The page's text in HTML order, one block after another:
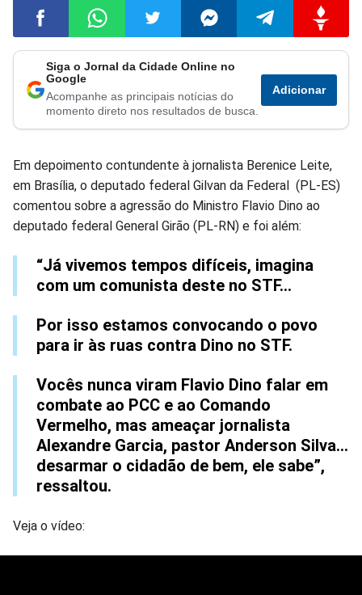
Compartilhar
no
Compartilhar
no
Compartilhar
no
Compartilhar
no
Compartilhar
no
no
Siga o Jornal da Cidade Online no
Google
Acompanhe as principais notícias do
momento direto nos resultados de busca.
Adicionar
Em depoimento contundente à jornalista Berenice Leite,
em Brasília, o deputado federal Gilvan da Federal (PL-ES)
comentou sobre a agressão do Ministro Flavio Dino ao
deputado federal General Girão (PL-RN) e foi além:
“Já vivemos tempos difíceis, imagina
com um comunista deste no STF...
Por isso estamos convocando o povo
para ir às ruas contra Dino no STF.
Vocês nunca viram Flavio Dino falar em
combate ao PCC e ao Comando
Vermelho, mas ameaçar jornalista
Alexandre Garcia, pastor Anderson Silva...
desarmar o cidadão de bem, ele sabe”,
ressaltou.
Veja o vídeo: